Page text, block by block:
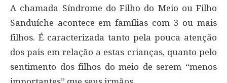
A chamada Síndrome do Filho do Meio ou Filho
Sanduíche acontece em famílias com 3 ou mais
filhos. É caracterizada tanto pela pouca atenção
dos pais em relação a estas crianças, quanto pelo
sentimento dos filhos do meio de serem “menos